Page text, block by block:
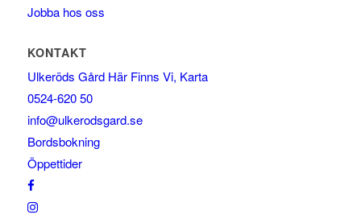
Jobba hos oss
KONTAKT
Ulkeröds Gård Här Finns Vi, Karta
0524-620 50
info@ulkerodsgard.se
Bordsbokning
Öppettider